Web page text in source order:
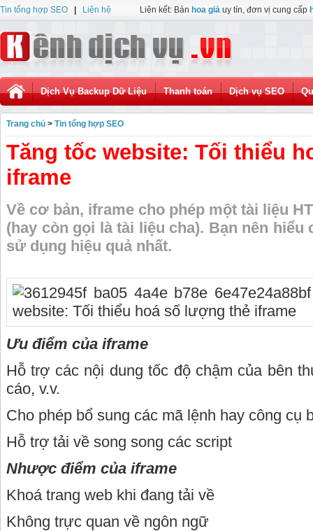
Tin tổng hợp SEO Liên hệ Liên kết: Bản hoa giả uy tín, đơn vị cung cấp
Dịch Vụ Backup Dữ Liệu Thanh toán Dịch vụ SEO
Trang chủ > Tin tổng hợp SEO
Tăng tốc website: Tối thiểu
iframe
Về cơ bản, iframe cho phép một tài liệu
(hay còn gọi là tài liệu cha). Bạn nên
sử dụng hiệu quả nhất.
Ưu điểm của iframe
Hỗ trợ các nội dung tốc độ chậm của bên
cáo, v.v.
Cho phép bổ sung các mã lệnh hay công cụ
Hỗ trợ tải về song song các script
Nhược điểm của iframe
Khoá trang web khi đang tải về
Không trực quan về ngôn ngữ